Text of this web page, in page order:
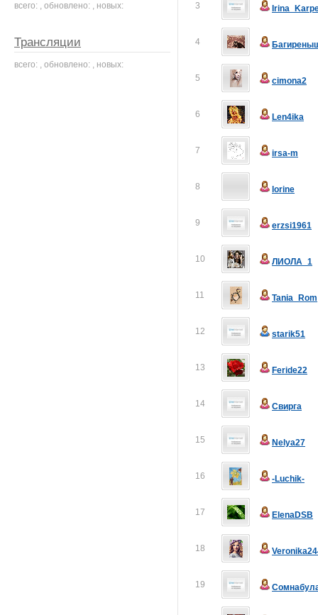
3
4
5 cimona2
6 Len4ika
7 irsa-m
8 lorine
9 erzsi1961
10 ЛИОЛА_1
11 Tania_Rom
12 starik51
13 Feride22
14 Свирга
15 Nelya27
16 -Luchik-
17 ElenaDSB
18
19
всего: , обновлено: , новых:
Трансляции
всего: , обновлено: , новых: